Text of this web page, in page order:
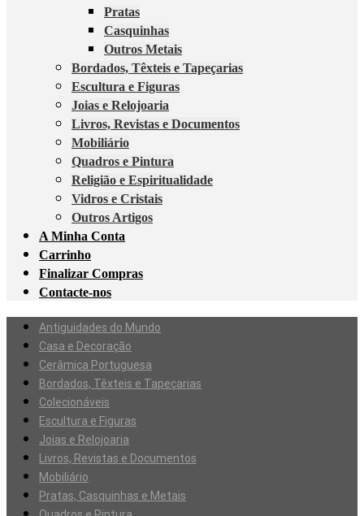
Pratas
Casquinhas
Outros Metais
Bordados, Têxteis e Tapeçarias
Escultura e Figuras
Joias e Relojoaria
Livros, Revistas e Documentos
Mobiliário
Quadros e Pintura
Religião e Espiritualidade
Vidros e Cristais
Outros Artigos
A Minha Conta
Carrinho
Finalizar Compras
Contacte-nos
Antiguidades do Mundo
Casa e Decoração
Cerâmica Portuguesa
Bordados, Têxteis e Tapeçarias
Colecionáveis
Escultura e Figuras
Joias e Relojoaria
Livros, Revistas e Documentos
Mobiliário
Pratas, Casquinhas e Metais